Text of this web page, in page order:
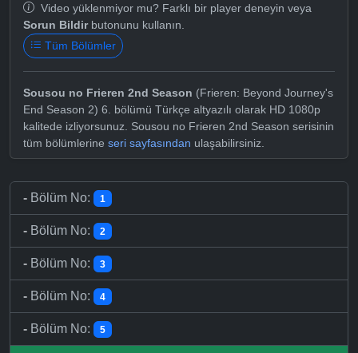
Video yüklenmiyor mu? Farklı bir player deneyin veya
Sorun Bildirbutonunu kullanın.
Tüm Bölümler
Sousou no Frieren 2nd Season (Frieren: Beyond Journey's
End Season 2) 6. bölümü Türkçe altyazılı olarak HD 1080p
kalitede izliyorsunuz. Sousou no Frieren 2nd Season serisinin
tüm bölümlerine seri sayfasından ulaşabilirsiniz.
- Bölüm No: 1
- Bölüm No: 2
- Bölüm No: 3
- Bölüm No: 4
- Bölüm No: 5